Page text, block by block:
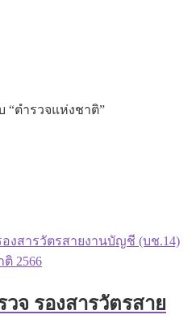
“ตำรวจแห่งชาติ”
จ รองสารวัตรสาย